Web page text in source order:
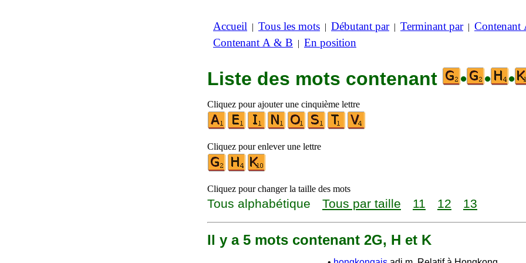
Accueil | Tous les mots | Débutant par| Terminant par| Contenant
Contenant A & B | En position
Liste des mots contenant • • •
Cliquez pour ajouter une cinquième lettre
Cliquez pour enlever une lettre
Cliquez pour changer la taille des mots
Tous alphabétique Tous par taille 11 12 13
Il y a 5 mots contenant 2G, H et K